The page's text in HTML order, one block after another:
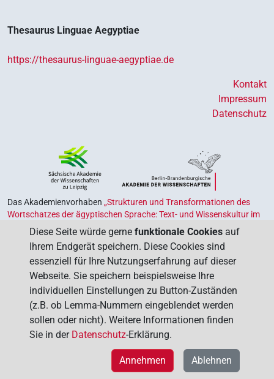
Thesaurus Linguae Aegyptiae
https://thesaurus-linguae-aegyptiae.de
Kontakt
Impressum
Datenschutz
Das Akademienvorhaben „Strukturen und Transformationen des
Wortschatzes der ägyptischen Sprache: Text- und Wissenskultur im
Alten Ägypten‟
ist Teil des von Bund und Ländern geförderten
, das der Erhaltung, Sicherung und
Vergegenwärtigung unseres kulturellen Erbes dient. Koordiniert wird
das Programm von derUnion der Deutschen Akademien der
Wissenschaften.
Diese Seite würde gerne funktionale Cookies auf
Ihrem Endgerät speichern. Diese Cookies sind
essenziell für Ihre Nutzungserfahrung auf dieser
Webseite. Sie speichern beispielsweise Ihre
individuellen Einstellungen zu Button-Zuständen
(z.B. ob Lemma-Nummern eingeblendet werden
sollen oder nicht). Weitere Informationen finden
Sie in der Datenschutz-Erklärung.
Ablehnen
Annehmen